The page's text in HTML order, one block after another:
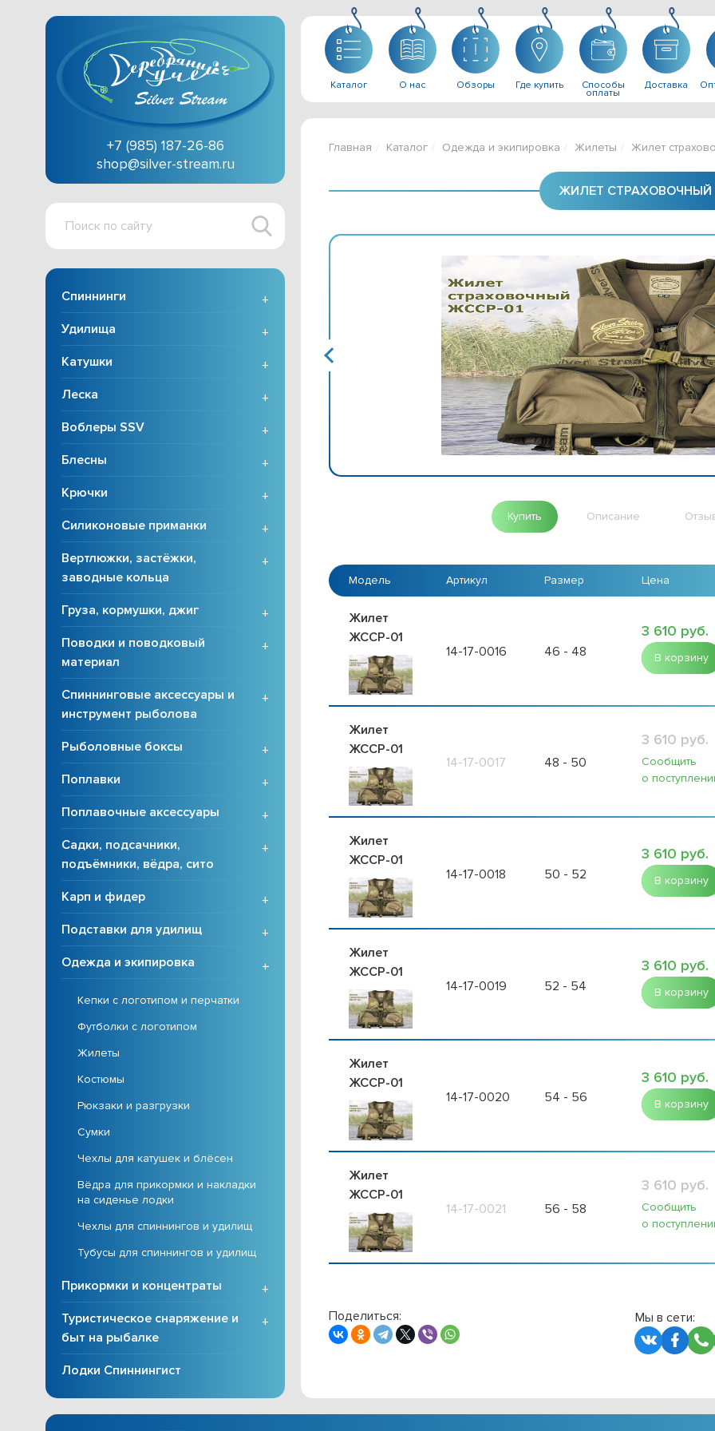
+7 (985) 187-26-86
shop@silver-stream.ru
Поиск
сайту
Спиннинги
+
Удилища
+
Катушки
+
Леска
+
Воблеры SSV
+
Блесны
+
Крючки
+
Силиконовые приманки
+
Вертлюжки, застёжки,
заводные кольца
+
Груза, кормушки, джиг
+
Поводки и поводковый
материал
+
Спиннинговые аксессуары и
инструмент рыболова
+
Рыболовные боксы
+
Поплавки
+
Поплавочные аксессуары
+
Садки, подсачники,
подъёмники, вёдра, сито
+
Карп и фидер
+
Подставки для удилищ
+
Одежда и экипировка
+
Кепки с логотипом и перчатки
Футболки с логотипом
Жилеты
Костюмы
Рюкзаки и разгрузки
Сумки
Чехлы для катушек и блёсен
Вёдра для прикормки и накладки
на сиденье лодки
Чехлы для спиннингов и удилищ
Тубусы для спиннингов и удилищ
Прикормки и концентраты
+
Туристическое снаряжение и
быт на рыбалке
+
Лодки Спиннингист
Каталог О нас Обзоры Где купить Способы
оплаты
Доставка
Главная Каталог Одежда и экипировка Жилеты Жилет
ЖИЛЕТ СТРАХОВОЧНЫЙ
Купить Описание
Модель Артикул Размер Цена
Жилет
ЖССР-01
14-17-0016
46 - 48
3 610 руб.
В корзину
Жилет
ЖССР-01
14-17-0017
48 - 50
3 610 руб.
Сообщить
о
Жилет
ЖССР-01
14-17-0018
50 - 52
3 610 руб.
В корзину
Жилет
ЖССР-01
14-17-0019
52 - 54
3 610 руб.
В корзину
Жилет
ЖССР-01
14-17-0020
54 - 56
3 610 руб.
В корзину
Жилет
ЖССР-01
14-17-0021
56 - 58
3 610 руб.
Сообщить
о
Поделиться: Мы в сети: